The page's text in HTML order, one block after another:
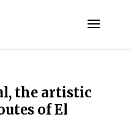
the artistic
of El